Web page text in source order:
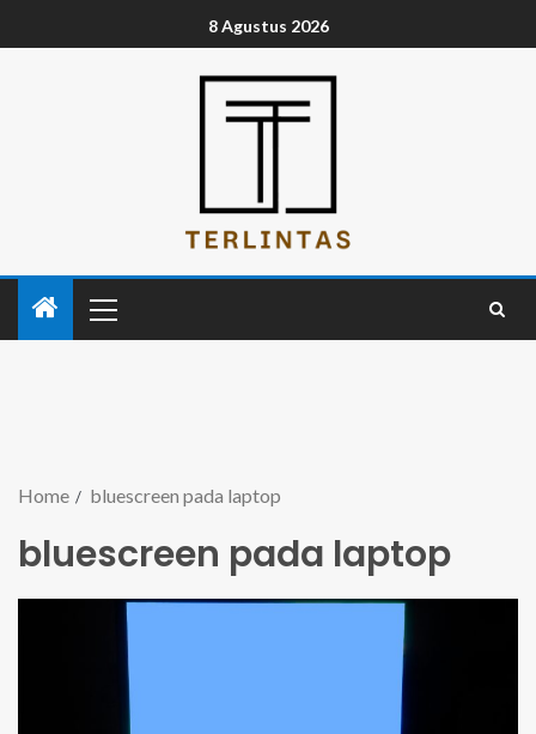
8 Agustus 2026
Home bluescreen pada laptop
bluescreen pada laptop